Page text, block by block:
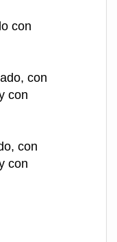
con
con
con
con
con